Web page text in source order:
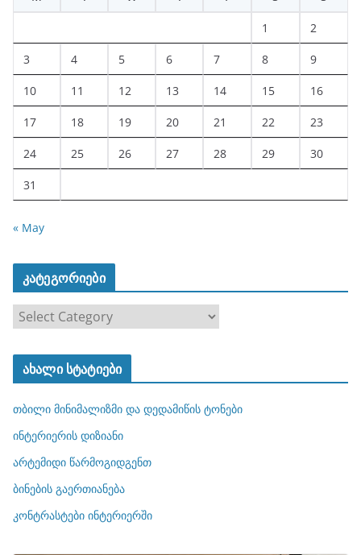
1 2
3 4 5 6 7 8 9
10 11 12 13 14 15 16
17 18 19 20 21 22 23
24 25 26 27 28 29 30
31
« May
კატეგორიები
ა
ტ
ო
რ
ბ
ი
ახალი სტატიები
თბილი მინიმალიზმი და დედამიწის ტონები
ინტერიერის დიზიანი
არტემიდი წარმოგიდგენთ
ბინების გაერთიანება
კონტრასტები ინტერიერში